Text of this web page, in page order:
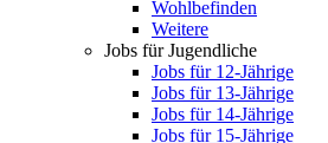
Wohlbefinden
Weitere
Jobs für Jugendliche
Jobs für 12-Jährige
Jobs für 13-Jährige
Jobs für 14-Jährige
Jobs für 15-Jährige